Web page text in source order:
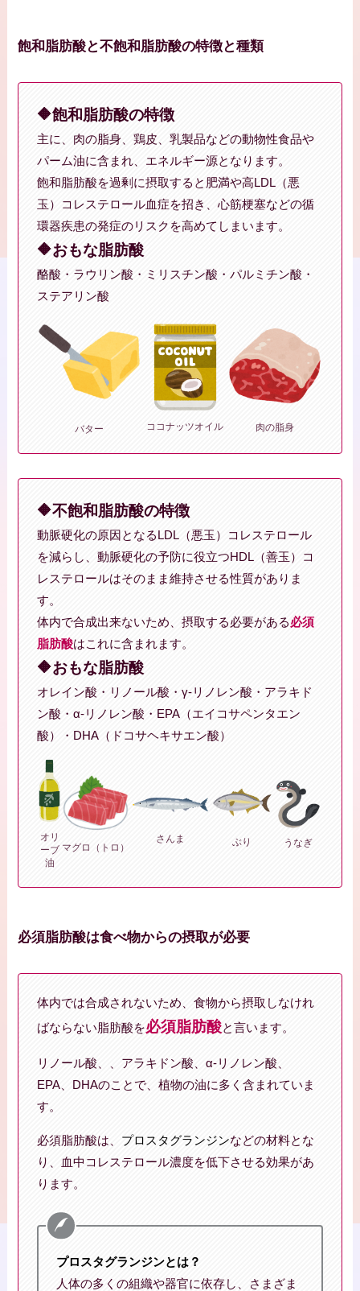
飽和脂肪酸と不飽和脂肪酸の特徴と種類
🔶飽和脂肪酸の特徴
主に、肉の脂身、鶏皮、乳製品などの動物性食品や
パーム油に含まれ、エネルギー源となります。
飽和脂肪酸を過剰に摂取すると肥満や高LDL（悪
玉）コレステロール血症を招き、心筋梗塞などの循
環器疾患の発症のリスクを高めてしまいます。
🔶おもな脂肪酸
酪酸・ラウリン酸・ミリスチン酸・パルミチン酸・
ステアリン酸
バター ココナッツオイル 肉の脂身
🔶不飽和脂肪酸の特徴
動脈硬化の原因となるLDL（悪玉）コレステロール
を減らし、動脈硬化の予防に役立つHDL（善玉）コ
レステロールはそのまま維持させる性質がありま
す。
体内で合成出来ないため、摂取する必要がある必須
脂肪酸はこれに含まれます。
🔶おもな脂肪酸
オレイン酸・リノール酸・γ-リノレン酸・アラキド
ン酸・α-リノレン酸・EPA（エイコサペンタエン
酸）・DHA（ドコサヘキサエン酸）
オリ
ーブ
油
マグロ（トロ）
さんま ぶり うなぎ
必須脂肪酸は食べ物からの摂取が必要
体内では合成されないため、食物から摂取しなけれ
ばならない脂肪酸を必須脂肪酸と言います。
リノール酸、、アラキドン酸、α-リノレン酸、
EPA、DHAのことで、植物の油に多く含まれていま
す。
必須脂肪酸は、 プロスタグランジンなどの材料とな
り、血中コレステロール濃度を低下させる効果があ
ります。
プロスタグランジンとは？
人体の多くの組織や器官に依存し、さまざま